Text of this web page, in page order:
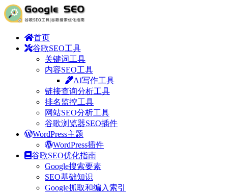
首页
谷歌SEO工具
关键词工具
内容SEO工具
AI写作工具
链接查询分析工具
排名监控工具
网站SEO分析工具
谷歌浏览器SEO插件
WordPress主题
WordPress插件
谷歌SEO优化指南
Google搜索要素
SEO基础知识
Google抓取和编入索引